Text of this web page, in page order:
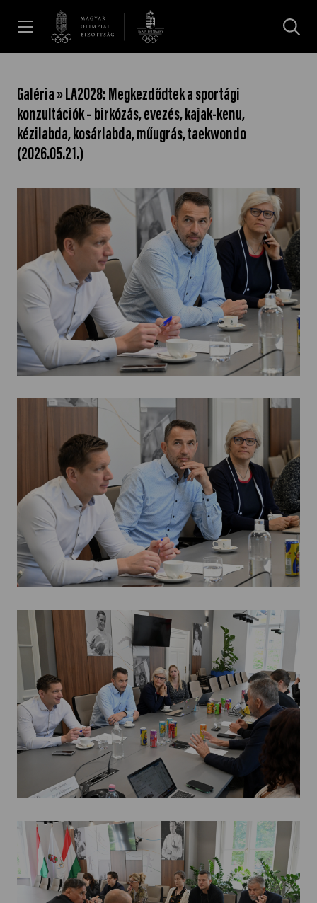
Galéria
Dakar 2026
Los Angeles 2028
MOB
Kettőskarrier-program
NOB
Társszervezetek
OVEP
Adatbank
Galéria » LA2028: Megkezdődtek a sportági
konzultációk – birkózás, evezés, kajak-kenu,
kézilabda, kosárlabda, műugrás, taekwondo
(2026.05.21.)